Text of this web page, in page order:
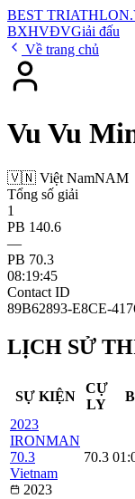
BEST TRIATHLON
BXHVĐVGiải đấu
Về trang chủ
Vu Vu
🇻🇳 Việt NamNAM
Tổng số giải
1
PB 140.6
—
PB 70.3
08:19:45
Contact ID
89B62893-E8CE-
LỊCH SỬ
SỰ KIỆN
CỰ
LY
2023
IRONMAN
70.3
Vietnam
2023
70.3